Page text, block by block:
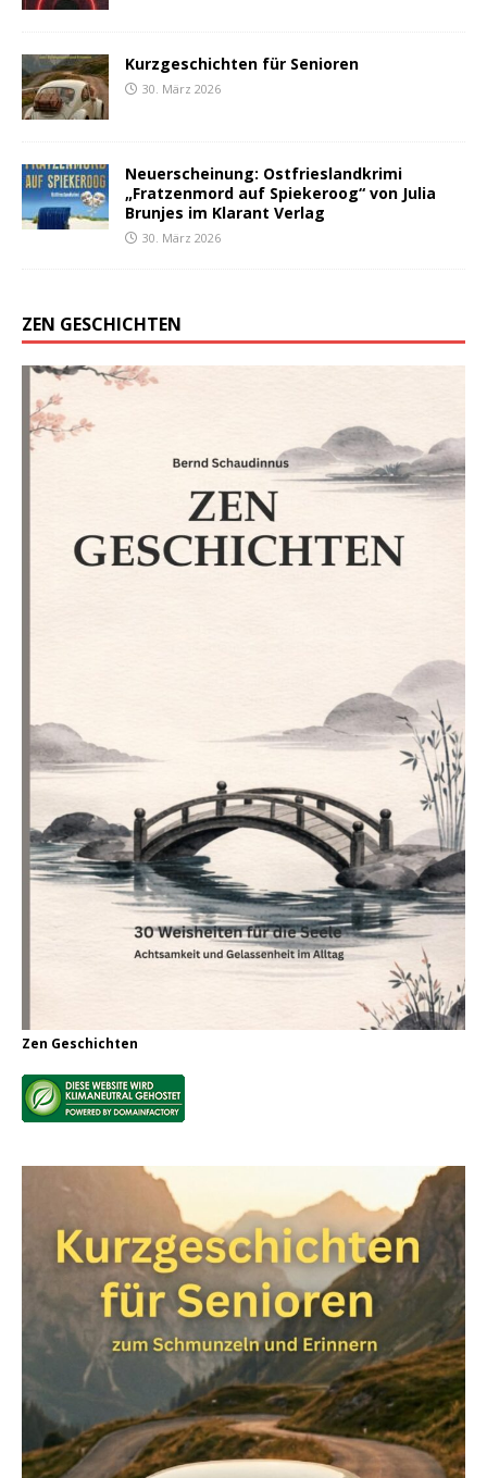
Kurzgeschichten für Senioren
30. März 2026
Neuerscheinung: Ostfrieslandkrimi
„Fratzenmord auf Spiekeroog“ von Julia
Brunjes im Klarant Verlag
30. März 2026
ZEN GESCHICHTEN
Zen Geschichten